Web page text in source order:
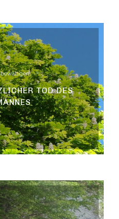
TOD DES